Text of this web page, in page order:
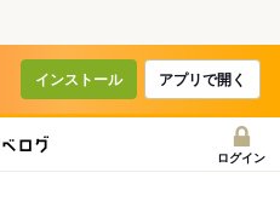
インストール アプリで開く
ログイン